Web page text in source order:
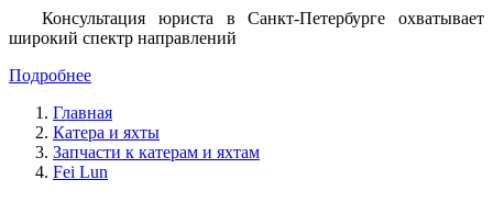
Консультация юриста в Санкт-Петербурге охватывает
широкий спектр направлений
Подробнее
Главная
Катера и яхты
Запчасти к катерам и яхтам
Fei Lun